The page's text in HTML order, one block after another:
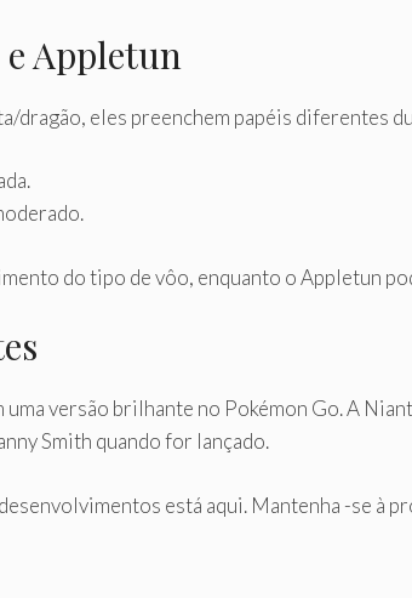
Appletun
dragão, eles preenchem papéis diferentes
do tipo de vôo, enquanto o Appletun
versão brilhante no Pokémon Go. A
Smith quando for lançado.
está aqui. Mantenha -se à